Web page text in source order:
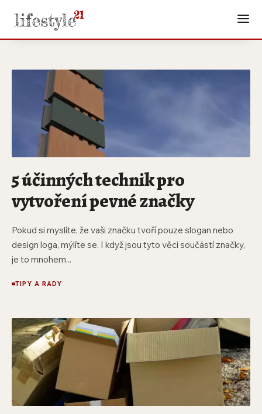
5 účinných technik pro
vytvoření pevné značky
Pokud si myslíte, že vaši značku tvoří pouze slogan nebo
design loga, mýlíte se. I když jsou tyto věci součástí značky,
je to mnohem...
TIPY A RADY